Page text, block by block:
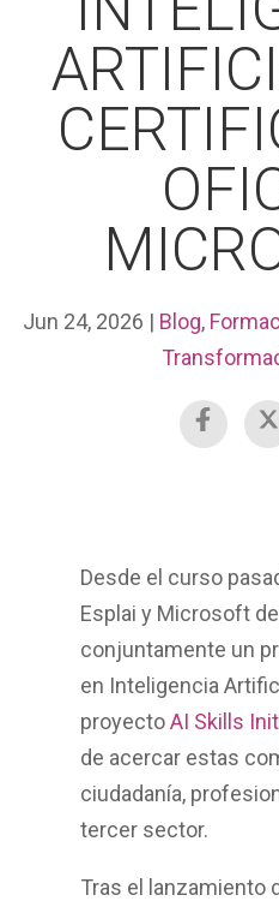
Jun 24, 2026 | Blog,
Desde el curso
Esplai y Microsoft
conjuntamente un
en Inteligencia
proyectoAI Skills
de acercar estas
ciudadanía,
tercer sector.
Tras el lanzamiento